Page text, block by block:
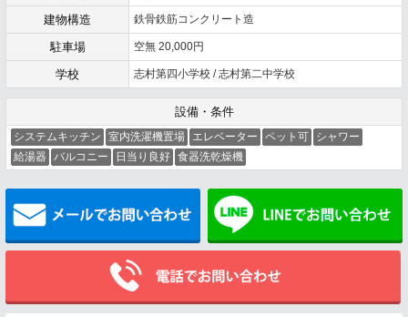
建物構造 鉄骨鉄筋コンクリート造
駐車場 空無 20,000円
学校 志村第四小学校 / 志村第二中学校
設備・条件
システムキッチン 室内洗濯機置場 エレベーター ペット可
シャワー
給湯器
バルコニー 日当り良好 食器洗乾燥機
メールでお問い合わせ